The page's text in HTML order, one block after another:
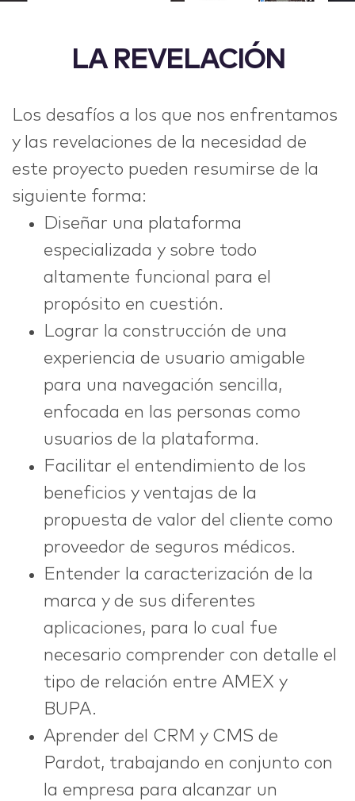
LA REVELACIÓN
Los desafíos a los que nos enfrentamos
y las revelaciones de la necesidad de
este proyecto pueden resumirse de la
siguiente forma:
Diseñar una plataforma
especializada y sobre todo
altamente funcional para el
propósito en cuestión.
Lograr la construcción de una
experiencia de usuario amigable
para una navegación sencilla,
enfocada en las personas como
usuarios de la plataforma.
Facilitar el entendimiento de los
beneficios y ventajas de la
propuesta de valor del cliente como
proveedor de seguros médicos.
Entender la caracterización de la
marca y de sus diferentes
aplicaciones, para lo cual fue
necesario comprender con detalle el
tipo de relación entre AMEX y
BUPA.
Aprender del CRM y CMS de
Pardot, trabajando en conjunto con
la empresa para alcanzar un